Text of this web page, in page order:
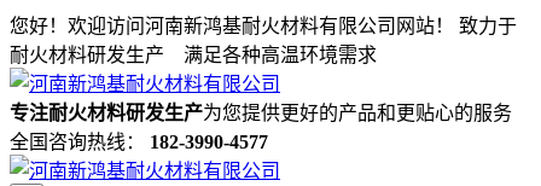
您好！欢迎访问河南新鸿基耐火材料有限公司网站！
致力于
耐火材料研发生产 满足各种高温环境需求
专注耐火材料研发生产为您提供更好的产品和更贴心的服务
全国咨询热线：
182-3990-4577